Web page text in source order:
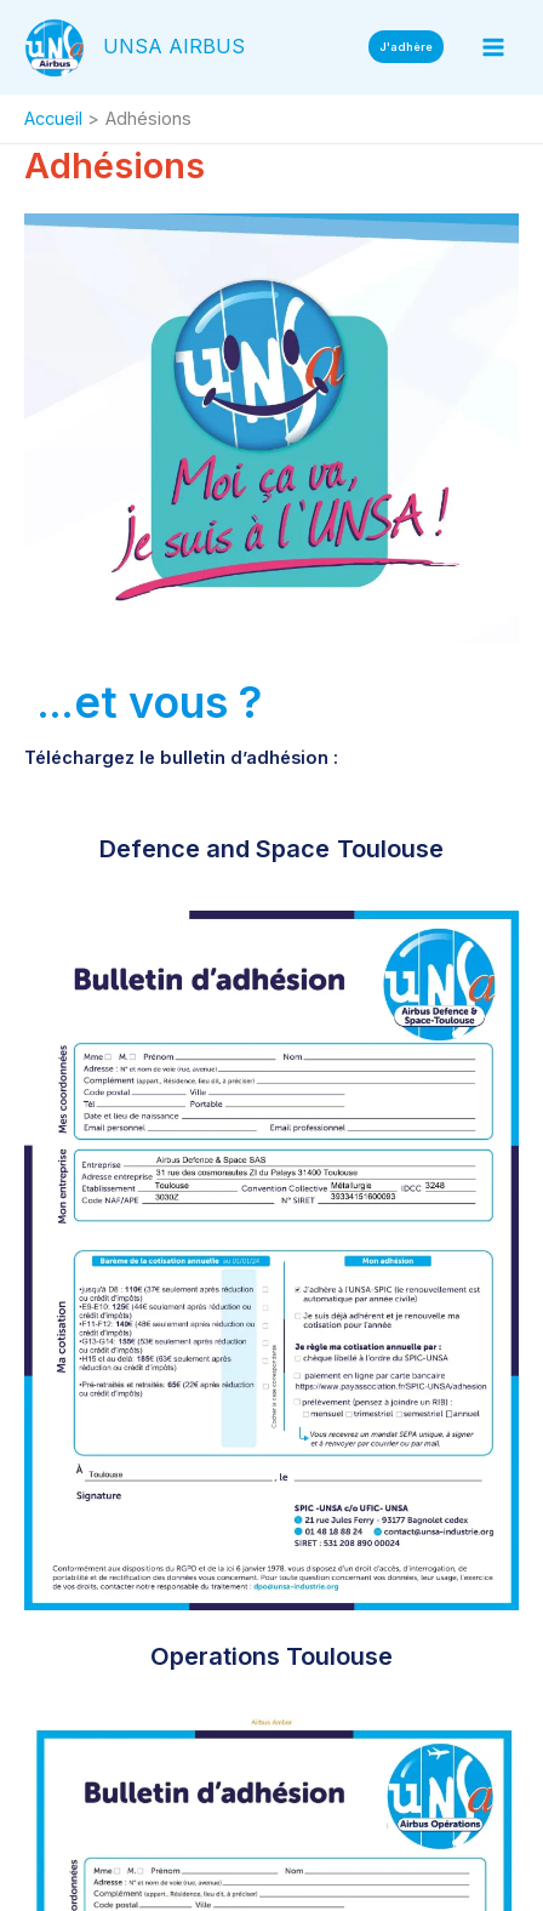
contenu
UNSA AIRBUS J'adhère
Accueil Adhésions
Adhésions
…et vous ?
Téléchargez le bulletin d’adhésion :
Defence and Space Toulouse
Operations Toulouse